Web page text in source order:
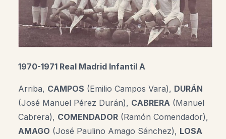
1970-1971 Real Madrid Infantil A
Arriba, CAMPOS (Emilio Campos Vara), DURÁN
(José Manuel Pérez Durán), CABRERA (Manuel
Cabrera), COMENDADOR (Ramón Comendador),
AMAGO (José Paulino Amago Sánchez), LOSA